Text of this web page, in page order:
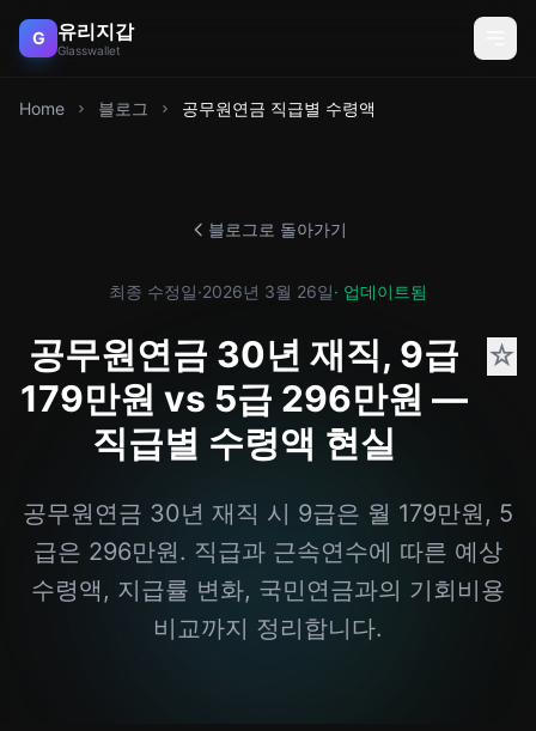
G 유리지갑
Glasswallet
Home 블로그 공무원연금 직급별 수령액
블로그로 돌아가기
최종 수정일·2026년 3월 26일· 업데이트됨
공무원연금 30년 재직, 9급
179만원 vs 5급 296만원 —
직급별 수령액 현실
☆
공무원연금 30년 재직 시 9급은 월 179만원, 5
급은 296만원. 직급과 근속연수에 따른 예상
수령액, 지급률 변화, 국민연금과의 기회비용
비교까지 정리합니다.